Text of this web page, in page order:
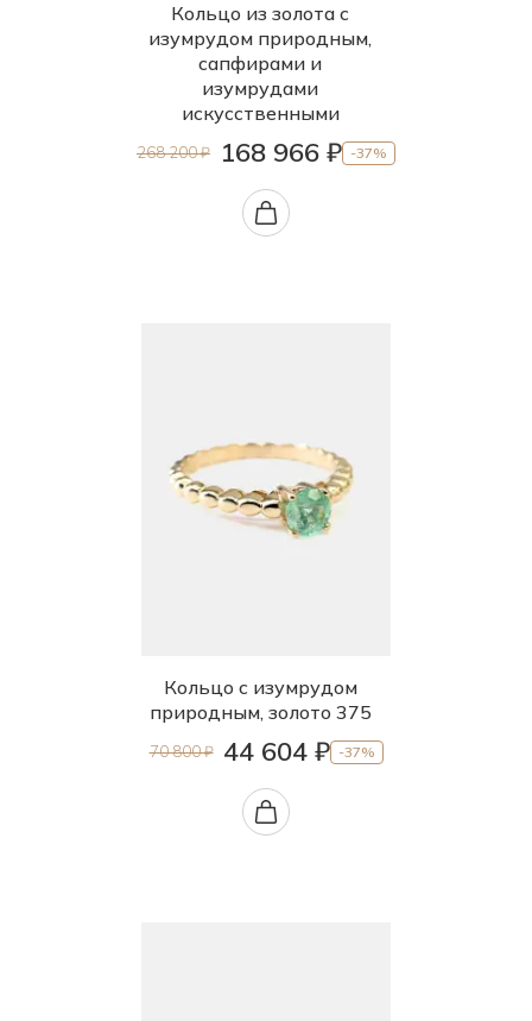
Кольцо из золота с
изумрудом природным,
сапфирами и
изумрудами
искусственными
268 200 ₽ 168 966 ₽ -37%
Кольцо с изумрудом
природным, золото 375
70 800 ₽ 44 604 ₽ -37%